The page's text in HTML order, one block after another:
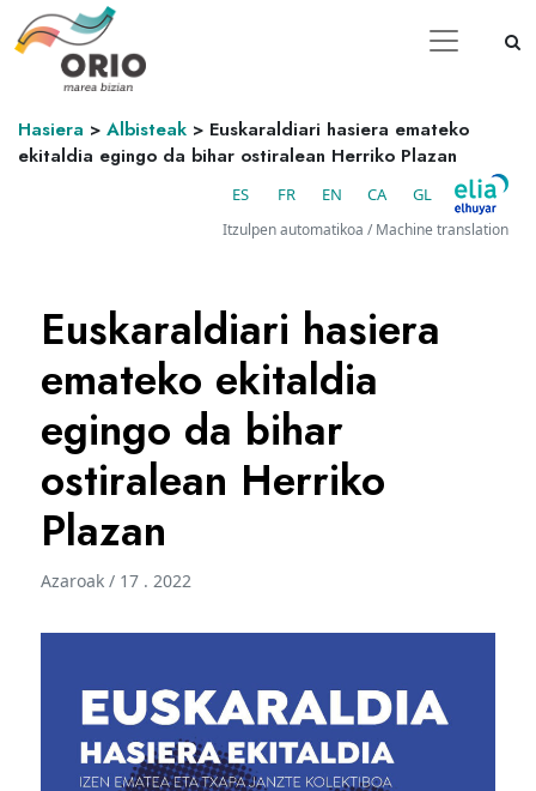
Hasiera > Albisteak > Euskaraldiari hasiera emateko
ekitaldia egingo da bihar ostiralean Herriko Plazan
ES FR EN CA GL
Itzulpen automatikoa / Machine translation
Euskaraldiari hasiera
emateko ekitaldia
egingo da bihar
ostiralean Herriko
Plazan
Azaroak / 17 . 2022